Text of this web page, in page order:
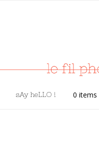
sAy heLLO ! 0 items